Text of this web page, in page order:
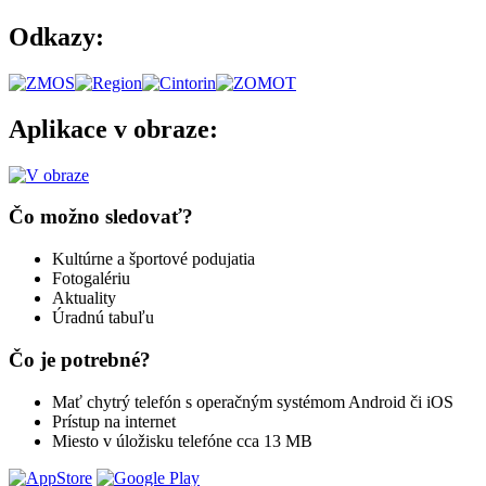
Odkazy:
Aplikace v obraze:
Čo možno sledovať?
Kultúrne a športové podujatia
Fotogalériu
Aktuality
Úradnú tabuľu
Čo je potrebné?
Mať chytrý telefón s operačným systémom Android či iOS
Prístup na internet
Miesto v úložisku telefóne cca 13 MB